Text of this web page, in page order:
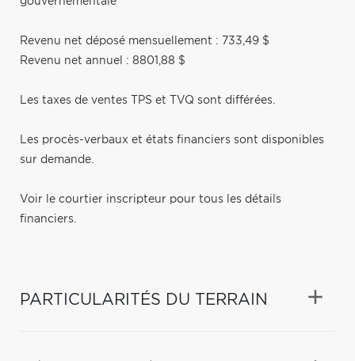
Revenu net déposé mensuellement : 733,49 $
Revenu net annuel : 8801,88 $
Les taxes de ventes TPS et TVQ sont différées.
Les procès-verbaux et états financiers sont disponibles
sur demande.
Voir le courtier inscripteur pour tous les détails
financiers.
PARTICULARITÉS DU TERRAIN